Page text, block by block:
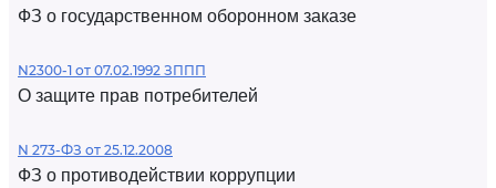
ФЗ о государственном оборонном заказе
N2300-1 от 07.02.1992 ЗППП
О защите прав потребителей
N 273-ФЗ от 25.12.2008
ФЗ о противодействии коррупции